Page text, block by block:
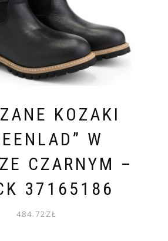
KOZAKI
W
CZARNYM –
37165186
484.72 ZŁ